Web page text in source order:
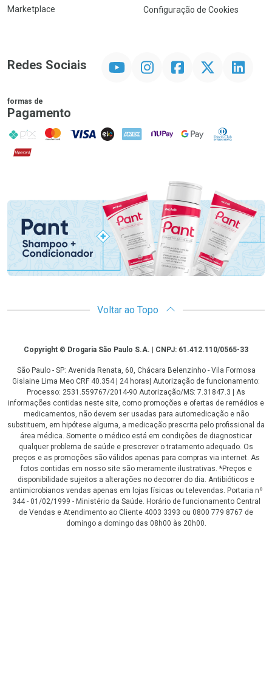
Marketplace
Configuração de Cookies
Redes Sociais InstagramFacebookTwitter Linkedin
formas de
Pagamento
PIX MasterCard
VISA ELO AMEX NuPay Google PayDiners Club
Hipercard
Promoção em Destaque
Voltar ao Topo
CopyrightCopyright © Drogaria São Paulo S.A. | CNPJ: 61.412.110/0565-33
São Paulo - SP: Avenida Renata, 60, Chácara Belenzinho - Vila Formosa
Gislaine Lima Meo CRF 40.354 | 24 horas| Autorização de funcionamento:
Processo: 2531.559767/2014-90 Autorização/MS: 7.31847.3 | As
informações contidas neste site, como promoções e ofertas de remédios e
medicamentos, não devem ser usadas para automedicação e não
substituem, em hipótese alguma, a medicação prescrita pelo profissional da
área médica. Somente o médico está em condições de diagnosticar
qualquer problema de saúde e prescrever o tratamento adequado. Os
preços e as promoções são válidos apenas para compras via internet. As
fotos contidas em nosso site são meramente ilustrativas. *Preços e
disponibilidade sujeitos a alterações no decorrer do dia. Antibióticos e
antimicrobianos vendas apenas em lojas físicas ou televendas. Portaria nº
344 - 01/02/1999 - Ministério da Saúde. Horário de funcionamento Central
de Vendas e Atendimento ao Cliente 4003 3393 ou 0800 779 8767 de
domingo a domingo das 08h00 às 20h00.